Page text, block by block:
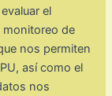
el
monitoreo de
nos permiten
así como el
nos